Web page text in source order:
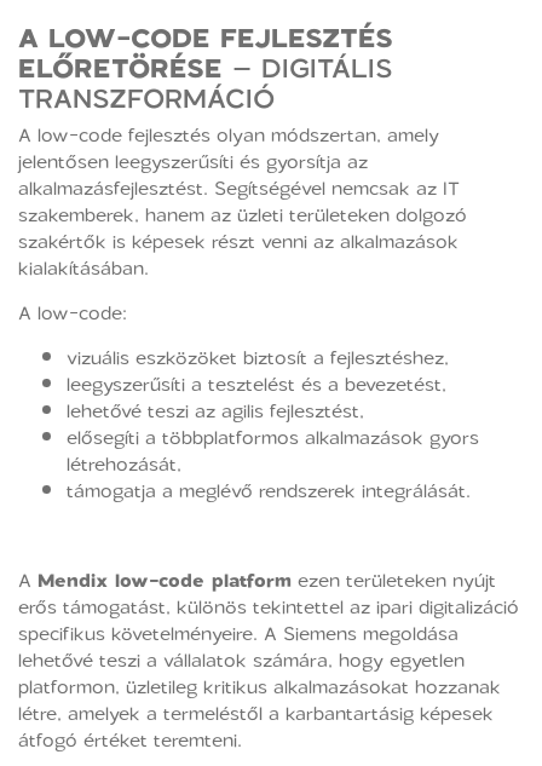
A LOW-CODE FEJLESZTÉS
ELŐRETÖRÉSE – DIGITÁLIS
TRANSZFORMÁCIÓ
A low-code fejlesztés olyan módszertan, amely
jelentősen leegyszerűsíti és gyorsítja az
alkalmazásfejlesztést. Segítségével nemcsak az IT
szakemberek, hanem az üzleti területeken dolgozó
szakértők is képesek részt venni az alkalmazások
kialakításában.
A low-code:
vizuális eszközöket biztosít a fejlesztéshez,
leegyszerűsíti a tesztelést és a bevezetést,
lehetővé teszi az agilis fejlesztést,
elősegíti a többplatformos alkalmazások gyors
létrehozását,
támogatja a meglévő rendszerek integrálását.
A Mendix low-code platformezen területeken nyújt
erős támogatást, különös tekintettel az ipari digitalizáció
specifikus követelményeire. A Siemens megoldása
lehetővé teszi a vállalatok számára, hogy egyetlen
platformon, üzletileg kritikus alkalmazásokat hozzanak
létre, amelyek a termeléstől a karbantartásig képesek
átfogó értéket teremteni.